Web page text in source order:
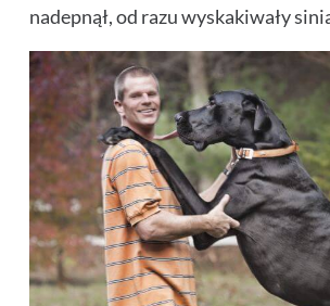
nadepnął, od razu wyskakiwały